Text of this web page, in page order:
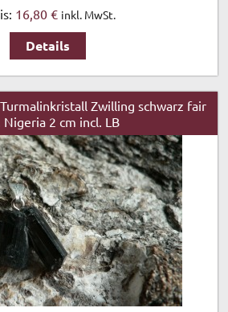
16,80 € inkl. MwSt.
Details
Zwilling schwarz fair
Nigeria 2 cm incl. LB